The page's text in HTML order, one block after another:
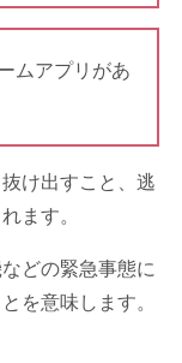
ムアプリがあ
け出すこと、逃
ます。
どの緊急事態に
を意味します。